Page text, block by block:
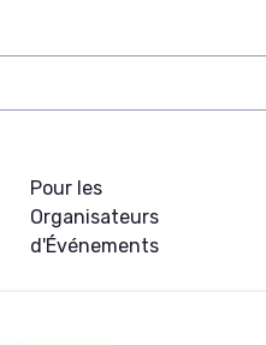
Pour les
Organisateurs
d'Événements